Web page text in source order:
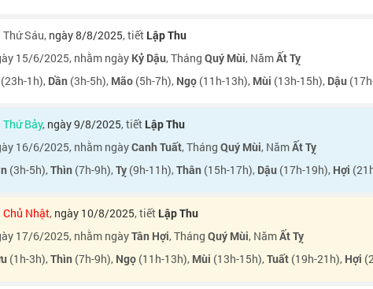
Thứ Sáu, ngày 8/8/2025, tiết Lập Thu
15/6/2025, nhằm ngày Kỷ Dậu, Tháng Quý Mùi, NămẤt Tỵ
(23h-1h), Dần (3h-5h), Mão (5h-7h), Ngọ (11h-13h), Mùi (13h-15h), Dậu
Thứ Bảy, ngày 9/8/2025, tiết Lập Thu
16/6/2025, nhằm ngàyCanh Tuất, Tháng Quý Mùi, NămẤt Tỵ
(3h-5h),Thìn (7h-9h),Tỵ (9h-11h),Thân (15h-17h), Dậu (17h-19h), Hợi
Chủ Nhật, ngày 10/8/2025, tiết Lập Thu
17/6/2025, nhằm ngàyTân Hợi, Tháng Quý Mùi, NămẤt Tỵ
(1h-3h),Thìn (7h-9h), Ngọ (11h-13h), Mùi (13h-15h),Tuất (19h-21h), Hợi